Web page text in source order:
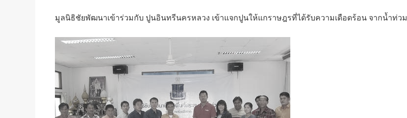
มูลนิธิชัยพัฒนาเข้าร่วมกับ ปูนอินทรีนครหลวง เข้าแจกปูนให้แกราษฎรที่ได้รับความเดือดร้อน จากน้ำท่วม